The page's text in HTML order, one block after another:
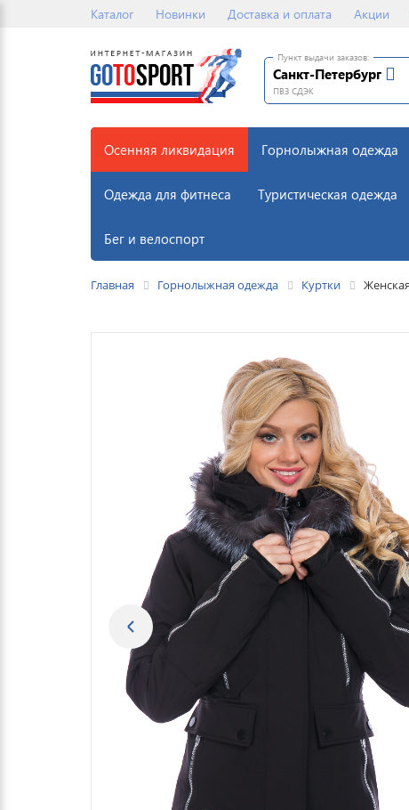
Каталог Новинки Доставка и оплата Акции
Пункт выдачи заказов:
Санкт-Петербург
ПВЗ СДЭК
Осенняя ликвидация Горнолыжная одежда
Одежда для фитнеса Туристическая одежда
Бег и велоспорт
Главная Горнолыжная одежда Куртки